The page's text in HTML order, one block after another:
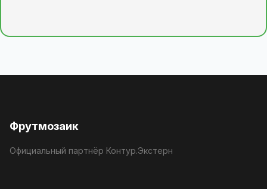
Фрутмозаик
Официальный партнёр Контур.Экстерн